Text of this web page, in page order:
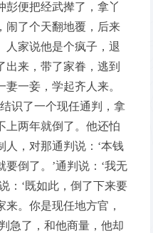
彭便把经武撵了，拿丫
闹了个天翻地覆，后来
人家说他是个疯子，退
出来，带了家眷，逃到
一妾，学起齐人来。
识了一个现任通判，拿
上两年就倒了。他还怕
人，对那通判说：‘本钱
倒了。’通判说：‘我无
：‘既如此，倒了下来要
。你是现任地方官，
急了，和他商量，他却